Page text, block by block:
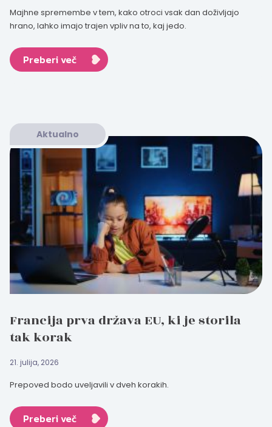
Majhne spremembe v tem, kako otroci vsak dan doživljajo
hrano, lahko imajo trajen vpliv na to, kaj jedo.
Preberi več
Aktualno
Francija prva država EU, ki je storila
tak korak
21. julija, 2026
Prepoved bodo uveljavili v dveh korakih.
Preberi več